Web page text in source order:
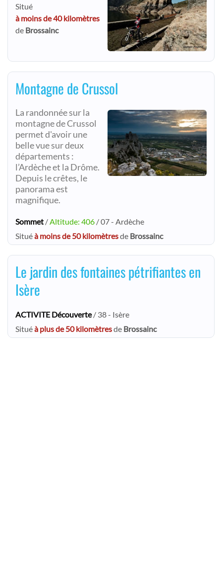
Situé
à moins de 40 kilomètres
de Brossainc
Montagne de Crussol
La randonnée sur la
montagne de Crussol
permet d'avoir une
belle vue sur deux
départements :
l’Ardèche et la Drôme.
Depuis le crêtes, le
panorama est
magnifique.
Sommet /Altitude: 406 / 07 - Ardèche
Situéà moins de 50 kilomètresde Brossainc
Le jardin des fontaines pétrifiantes en
Isère
ACTIVITE Découverte/ 38 - Isère
Situéà plus de 50 kilomètresde Brossainc